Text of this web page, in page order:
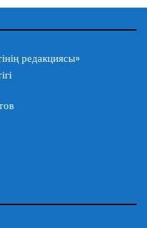
редакциясы»